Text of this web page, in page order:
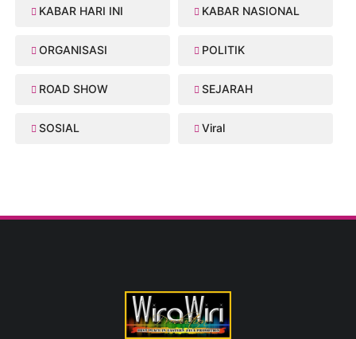
KABAR HARI INI KABAR NASIONAL
ORGANISASI POLITIK
ROAD SHOW SEJARAH
SOSIAL Viral